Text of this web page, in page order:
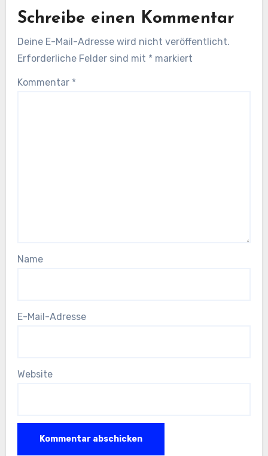
Schreibe einen Kommentar
Deine E-Mail-Adresse wird nicht veröffentlicht.
Erforderliche Felder sind mit * markiert
Kommentar *
Name
E-Mail-Adresse
Website